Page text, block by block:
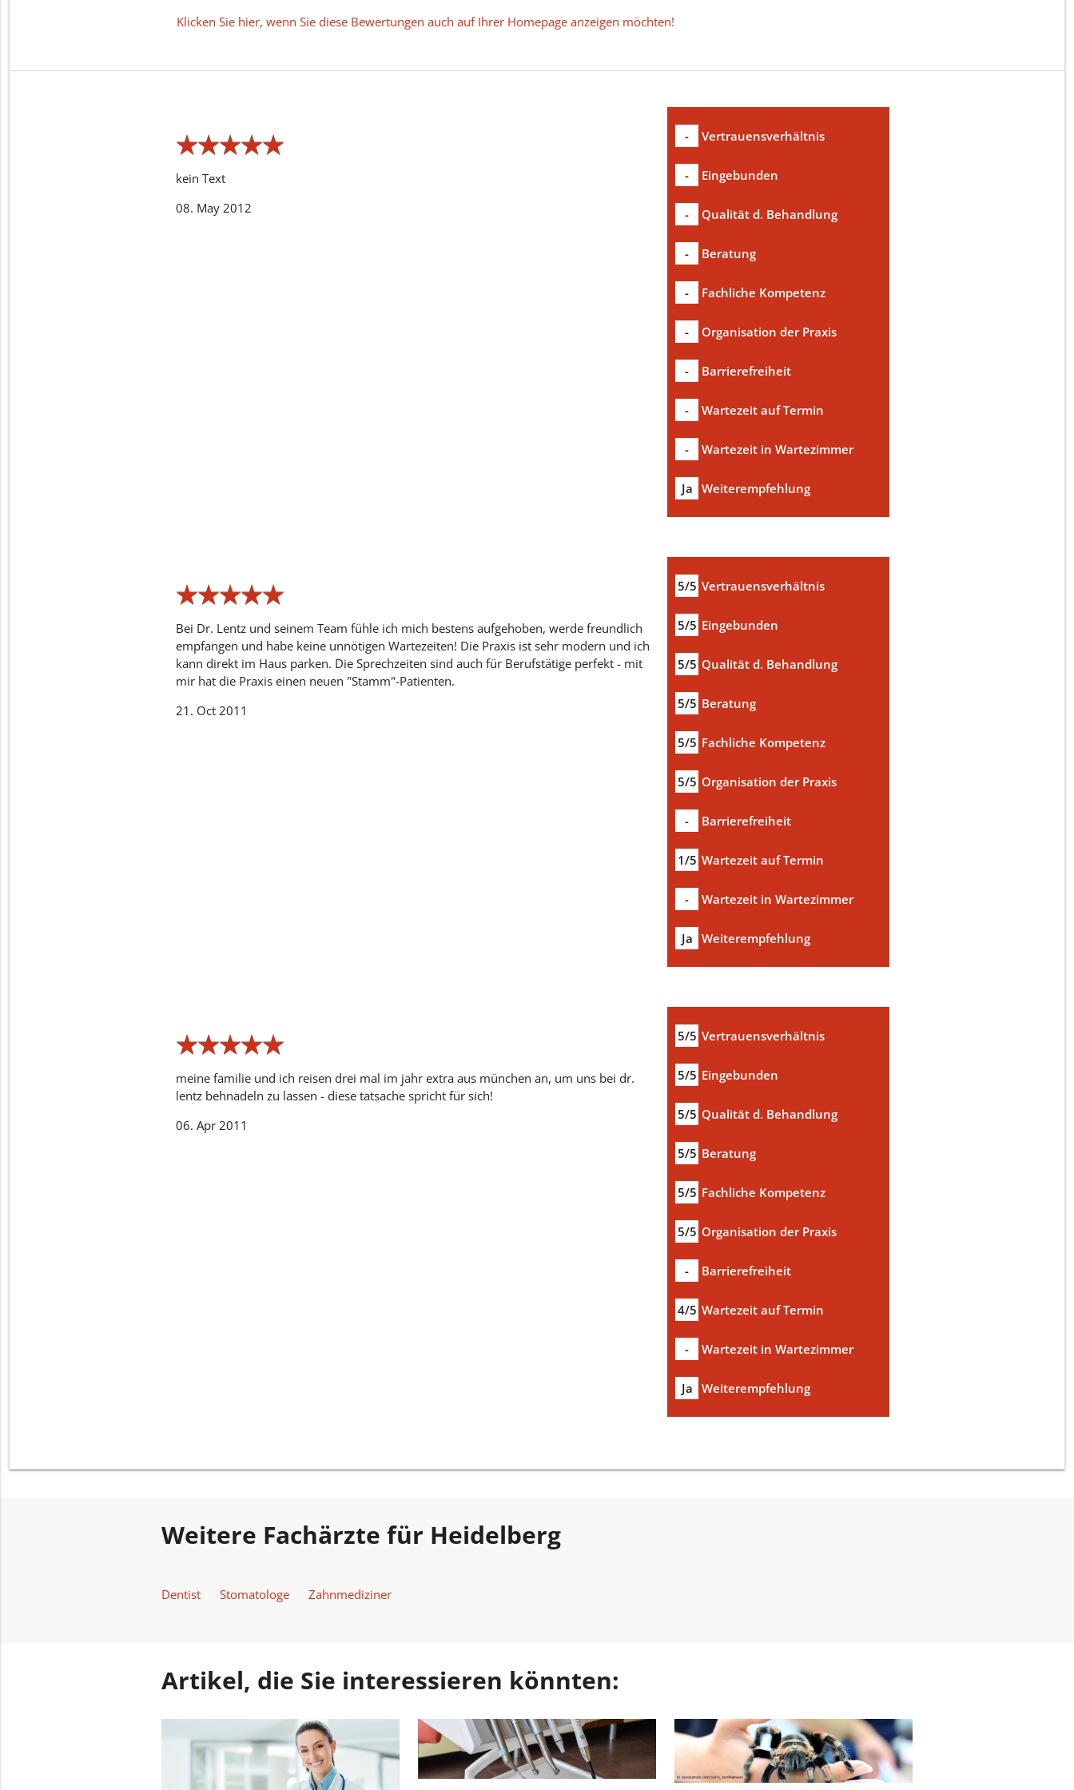
Klicken Sie hier, wenn Sie diese Bewertungen auch auf Ihrer Homepage anzeigen möchten!
- Vertrauensverhältnis
- Eingebunden
- Qualität d. Behandlung
- Beratung
- Fachliche Kompetenz
- Organisation der Praxis
- Barrierefreiheit
- Wartezeit auf Termin
- Wartezeit in Wartezimmer
Ja Weiterempfehlung
★★★★★
★★★★★
kein Text
08. May 2012
5/5 Vertrauensverhältnis
5/5 Eingebunden
5/5 Qualität d. Behandlung
5/5 Beratung
5/5 Fachliche Kompetenz
5/5 Organisation der Praxis
- Barrierefreiheit
1/5 Wartezeit auf Termin
- Wartezeit in Wartezimmer
Ja Weiterempfehlung
★★★★★
★★★★★
Bei Dr. Lentz und seinem Team fühle ich mich bestens aufgehoben, werde freundlich
empfangen und habe keine unnötigen Wartezeiten! Die Praxis ist sehr modern und ich
kann direkt im Haus parken. Die Sprechzeiten sind auch für Berufstätige perfekt - mit
mir hat die Praxis einen neuen "Stamm"-Patienten.
21. Oct 2011
5/5 Vertrauensverhältnis
5/5 Eingebunden
5/5 Qualität d. Behandlung
5/5 Beratung
5/5 Fachliche Kompetenz
5/5 Organisation der Praxis
- Barrierefreiheit
4/5 Wartezeit auf Termin
- Wartezeit in Wartezimmer
Ja Weiterempfehlung
★★★★★
★★★★★
meine familie und ich reisen drei mal im jahr extra aus münchen an, um uns bei dr.
lentz behnadeln zu lassen - diese tatsache spricht für sich!
06. Apr 2011
Weitere Fachärzte für Heidelberg
Dentist Stomatologe Zahnmediziner
Artikel, die Sie interessieren könnten: